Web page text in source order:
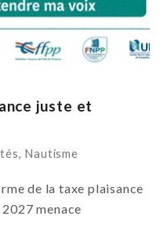
juste et
, Nautisme
de la taxe plaisance
menace